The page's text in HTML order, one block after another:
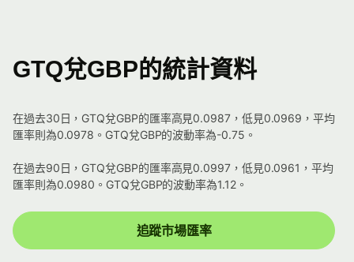
GTQ兌GBP的統計資料
在過去30日，GTQ兌GBP的匯率高見0.0987，低見0.0969，平均
匯率則為0.0978。GTQ兌GBP的波動率為-0.75。
在過去90日，GTQ兌GBP的匯率高見0.0997，低見0.0961，平均
匯率則為0.0980。GTQ兌GBP的波動率為1.12。
追蹤市場匯率